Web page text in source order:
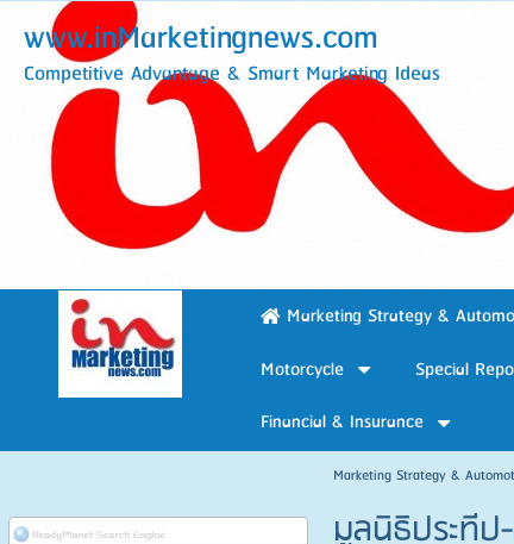
www.inMarketingnews.com
Competitive Advantage & Smart Marketing Ideas
Marketing Strategy &
Motorcycle
Special
Financial & Insurance
Marketing Strategy &
มูลนิธิประที